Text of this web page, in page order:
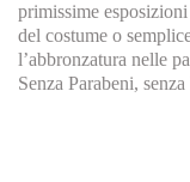
primissime
del costume o
l’abbronzatura nelle
Senza Parabeni,